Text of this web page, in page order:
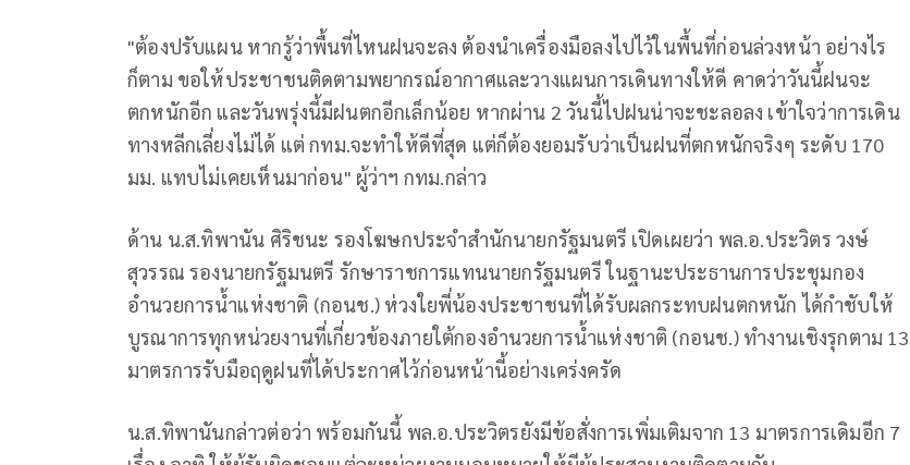
"ต้องปรับแผน หากรู้ว่าพื้นที่ไหนฝนจะลง ต้องนำเครื่องมือลงไปไว้ในพื้นที่ก่อนล่วงหน้า อย่างไร
ก็ตาม ขอให้ประชาชนติดตามพยากรณ์อากาศและวางแผนการเดินทางให้ดี คาดว่าวันนี้ฝนจะ
ตกหนักอีก และวันพรุ่งนี้มีฝนตกอีกเล็กน้อย หากผ่าน 2 วันนี้ไปฝนน่าจะชะลอลง เข้าใจว่าการเดิน
ทางหลีกเลี่ยงไม่ได้ แต่ กทม.จะทำให้ดีที่สุด แต่ก็ต้องยอมรับว่าเป็นฝนที่ตกหนักจริงๆ ระดับ 170
มม. แทบไม่เคยเห็นมาก่อน" ผู้ว่าฯ กทม.กล่าว
​ด้าน น.ส.ทิพานัน ศิริชนะ รองโฆษกประจำสำนักนายกรัฐมนตรี เปิดเผยว่า พล.อ.ประวิตร วงษ์
สุวรรณ รองนายกรัฐมนตรี รักษาราชการแทนนายกรัฐมนตรี ในฐานะประธานการประชุมกอง
อำนวยการน้ำแห่งชาติ (กอนช.) ห่วงใยพี่น้องประชาชนที่ได้รับผลกระทบฝนตกหนัก ได้กำชับให้
บูรณาการทุกหน่วยงานที่เกี่ยวข้องภายใต้กองอำนวยการน้ำแห่งชาติ (กอนช.) ทำงานเชิงรุกตาม 13
มาตรการรับมือฤดูฝนที่ได้ประกาศไว้ก่อนหน้านี้อย่างเคร่งครัด
​น.ส.ทิพานันกล่าวต่อว่า พร้อมกันนี้ พล.อ.ประวิตรยังมีข้อสั่งการเพิ่มเติมจาก 13 มาตรการเดิมอีก 7